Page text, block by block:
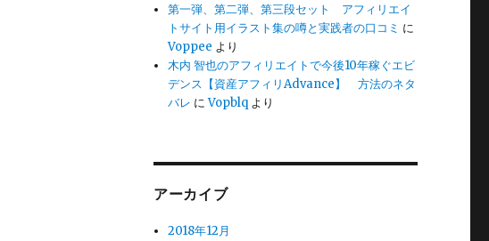
第一弾、第二弾、第三段セット アフィリエイ
トサイト用イラスト集の噂と実践者の口コミ に
Voppee より
木内 智也のアフィリエイトで今後10年稼ぐエビ
デンス【資産アフィリAdvance】 方法のネタ
バレ にVopblq より
アーカイブ
2018年12月